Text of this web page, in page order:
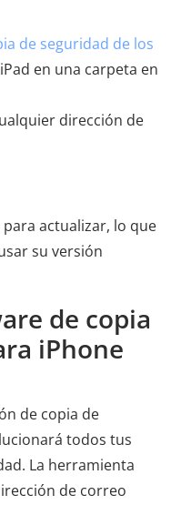
de seguridad de los
en una carpeta en
dirección de
actualizar, lo que
su versión
de copia
iPhone
de copia de
todos tus
La herramienta
de correo